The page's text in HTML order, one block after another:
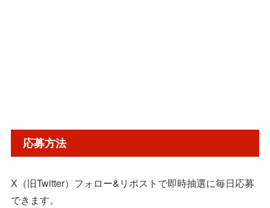
応募方法
X（旧Twitter）フォロー&リポストで即時抽選に毎日応募
できます。